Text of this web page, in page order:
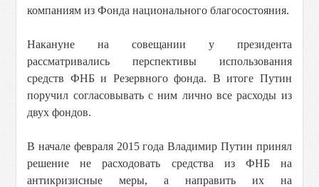
компаниям из Фонда национального благосостояния.
Накануне на совещании у президента
рассматривались перспективы использования
средств ФНБ и Резервного фонда. В итоге Путин
поручил согласовывать с ним лично все расходы из
двух фондов.
В начале февраля 2015 года Владимир Путин принял
решение не расходовать средства из ФНБ на
антикризисные меры, а направить их на